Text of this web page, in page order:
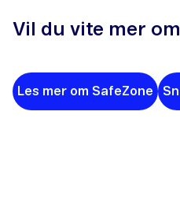
Vil du vite mer
Les mer om SafeZone